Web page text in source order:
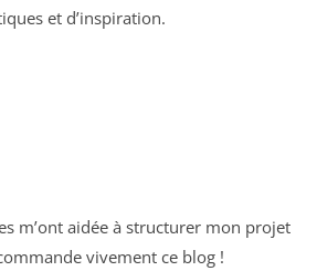
et d’inspiration.
m’ont aidée à structurer mon projet
vivement ce blog !